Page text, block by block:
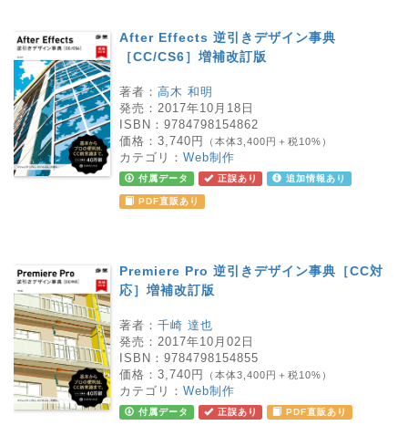
After Effects 逆引きデザイン事典
［CC/CS6］増補改訂版
著者： 高木 和明
発売： 2017年10月18日
ISBN： 9784798154862
価格： 3,740円 （本体3,400円＋税10%）
カテゴリ： Web制作
付属データ 正誤あり 追加情報あり
PDF直販あり
Premiere Pro 逆引きデザイン事典［CC対
応］増補改訂版
著者： 千崎 達也
発売： 2017年10月02日
ISBN： 9784798154855
価格： 3,740円 （本体3,400円＋税10%）
カテゴリ： Web制作
付属データ 正誤あり PDF直販あり